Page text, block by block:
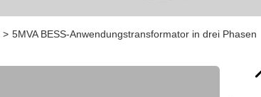
> 5MVA BESS-Anwendungstransformator in drei Phasen